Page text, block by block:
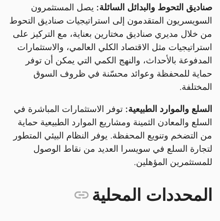
صناديق التحوط والبدائل السائلة: يصل المستثمرون
السويسريون المتقدمون إلى استراتيجيات صناديق التحوط
من خلال مديري صناديق مختارين بعناية، مع التركيز على
استراتيجيات مثل الاقتصاد الكلي العالمي، والاستثمارات
المدفوعة بالأحداث، والنهج الكمي التي يمكن أن توفر
حماية للمحفظة وعوائد محسّنة في ظروف السوق
المختلفة.
السلع والموارد الطبيعية: توفر الاستثمارات المباشرة في
السلع والمعادن الثمينة ومشاريع الموارد الطبيعية حماية
من التضخم وتنويع المحفظة. يوفر النظام البيئي المتطور
لتجارة السلع في سويسرا العديد من نقاط الوصول
للمستثمرين المؤهلين.
المحددات المحلية